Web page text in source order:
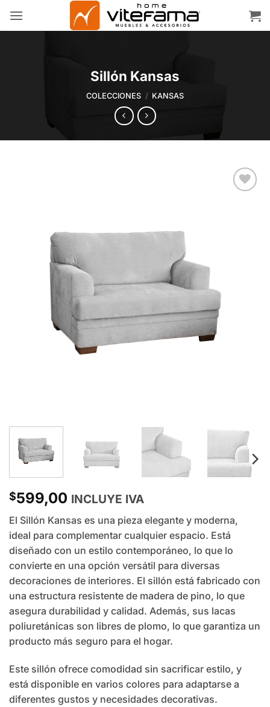
Sillón Kansas
COLECCIONES / KANSAS
$599,00 INCLUYE IVA
El Sillón Kansas es una pieza elegante y moderna,
ideal para complementar cualquier espacio. Está
diseñado con un estilo contemporáneo, lo que lo
convierte en una opción versátil para diversas
decoraciones de interiores. El sillón está fabricado con
una estructura resistente de madera de pino, lo que
asegura durabilidad y calidad. Además, sus lacas
poliuretánicas son libres de plomo, lo que garantiza un
producto más seguro para el hogar.
Este sillón ofrece comodidad sin sacrificar estilo, y
está disponible en varios colores para adaptarse a
diferentes gustos y necesidades decorativas.